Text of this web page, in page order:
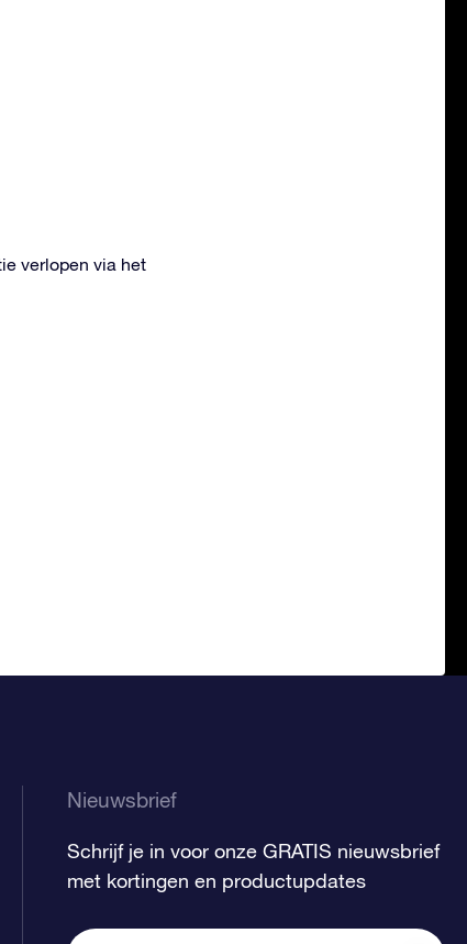
verlopen via het
Nieuwsbrief
Schrijf je in voor onze GRATIS nieuwsbrief
met kortingen en productupdates